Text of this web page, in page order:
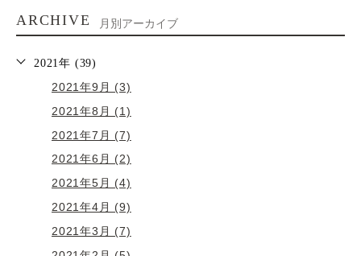
ARCHIVE 月別アーカイブ
2021年 (39)
2021年9月 (3)
2021年8月 (1)
2021年7月 (7)
2021年6月 (2)
2021年5月 (4)
2021年4月 (9)
2021年3月 (7)